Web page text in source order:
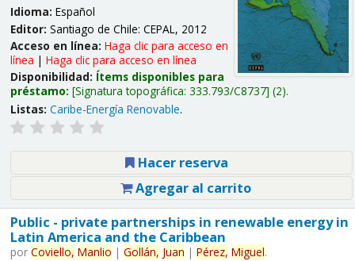
Idioma: Español
Editor: Santiago de Chile: CEPAL, 2012
Acceso en línea: Haga clic para acceso en
línea | Haga clic para acceso en línea
Disponibilidad: Ítems disponibles para
préstamo: Signatura topográfica: 333.793/C8737 (2).
Listas: Caribe-Energía Renovable.
Hacer reserva
Agregar al carrito
Public - private partnerships in renewable energy in
Latin America and the Caribbean
por Coviello, Manlio | Gollán, Juan | Pérez, Miguel.